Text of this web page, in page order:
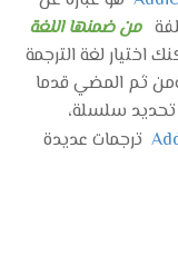
من ضمنها اللغة
اختيار لغة الترجمة
ثم المضي قدما
تحديد سلسلة،
ترجمات عديدة